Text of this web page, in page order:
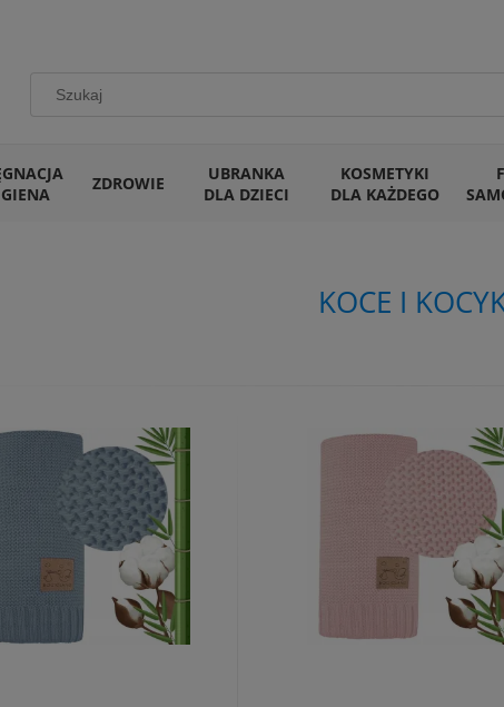
ZDROWIE
UBRANKA
DLA DZIECI
KOSMETYKI
DLA KAŻDEGO
KOCE I